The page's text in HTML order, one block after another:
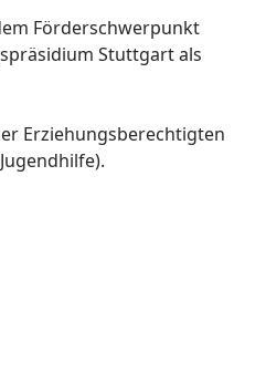
Förderschwerpunkt
Stuttgart als
Erziehungsberechtigten